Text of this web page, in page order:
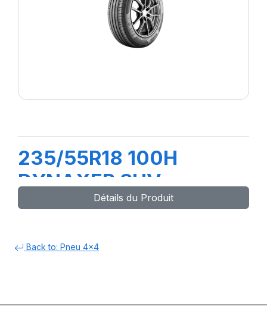
235/55R18 100H
DYNAXER SUV
Détails du Produit
Back to: Pneu 4x4